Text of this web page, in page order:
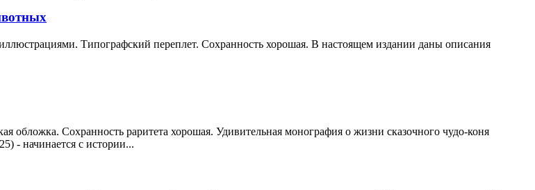
Типографский переплет. Сохранность хорошая. В настоящем издании даны описания
Сохранность раритета хорошая. Удивительная монография о жизни сказочного чудо-коня
- начинается с истории...